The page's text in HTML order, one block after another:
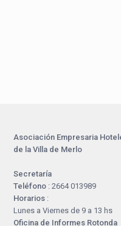
Asociación Empresaria
de la Villa de Merlo
Secretaría
Teléfono : 2664 013989
Horarios :
Lunes a Viernes de 9 a 13 hs
Oficina de Informes Rotonda